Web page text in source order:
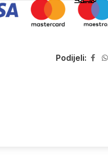
Podijeli: